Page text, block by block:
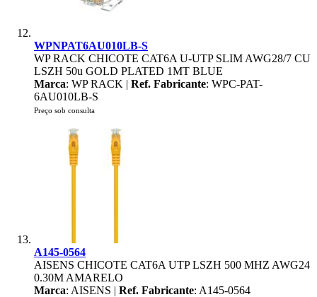
WPNPAT6AU010LB-S
WP RACK CHICOTE CAT6A U-UTP SLIM AWG28/7 CU
LSZH 50u GOLD PLATED 1MT BLUE
Marca: WP RACK | Ref. Fabricante: WPC-PAT-
6AU010LB-S
Preço sob consulta
A145-0564
AISENS CHICOTE CAT6A UTP LSZH 500 MHZ AWG24
0.30M AMARELO
Marca: AISENS | Ref. Fabricante: A145-0564